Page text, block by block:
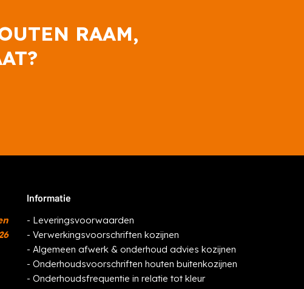
RAAM,
Informatie
- Leveringsvoorwaarden
- Verwerkingsvoorschriften kozijnen
- Algemeen afwerk & onderhoud advies kozijnen
- Onderhoudsvoorschriften houten buitenkozijnen
- Onderhoudsfrequentie in relatie tot kleur